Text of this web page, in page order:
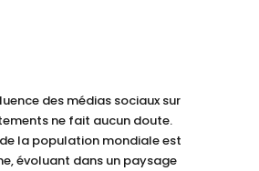
des médias sociaux sur
ne fait aucun doute.
de la population mondiale est
évoluant dans un paysage